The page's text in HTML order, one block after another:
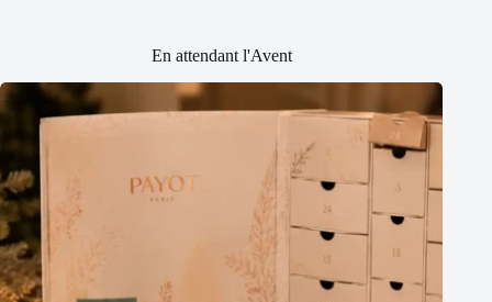
En attendant l'Avent